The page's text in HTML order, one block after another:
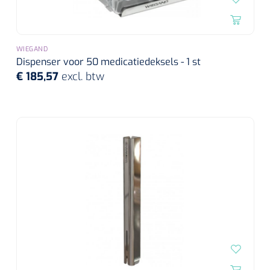
Alcoholmeter
Steriele velden
WIEGAND
Dispenser voor 50 medicatiedeksels - 1 st
€ 185,57 excl. btw